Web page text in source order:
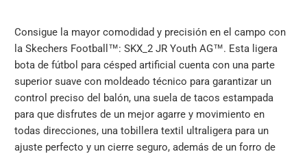
Consigue la mayor comodidad y precisión en el campo con
la Skechers Football™: SKX_2 JR Youth AG™. Esta ligera
bota de fútbol para césped artificial cuenta con una parte
superior suave con moldeado técnico para garantizar un
control preciso del balón, una suela de tacos estampada
para que disfrutes de un mejor agarre y movimiento en
todas direcciones, una tobillera textil ultraligera para un
ajuste perfecto y un cierre seguro, además de un forro de